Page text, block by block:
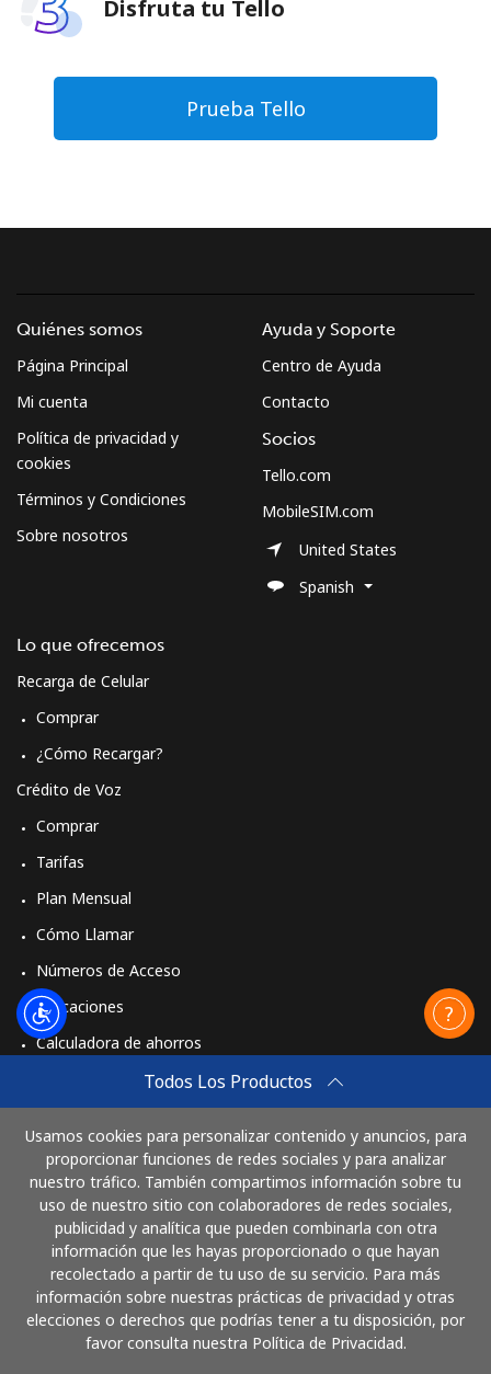
Disfruta tu Tello
Prueba Tello
Todos Los Productos
Usamos cookies para personalizar contenido y anuncios, para
proporcionar funciones de redes sociales y para analizar
nuestro tráfico. También compartimos información sobre tu
uso de nuestro sitio con colaboradores de redes sociales,
publicidad y analítica que pueden combinarla con otra
información que les hayas proporcionado o que hayan
recolectado a partir de tu uso de su servicio. Para más
información sobre nuestras prácticas de privacidad y otras
elecciones o derechos que podrías tener a tu disposición, por
favor consulta nuestra Política de Privacidad.
Quiénes somos
Página Principal
Mi cuenta
Política de privacidad y
cookies
Términos y Condiciones
Sobre nosotros
Lo que ofrecemos
Recarga de Celular
Comprar
¿Cómo Recargar?
Crédito de Voz
Comprar
Tarifas
Plan Mensual
Cómo Llamar
Números de Acceso
Aplicaciones
Calculadora de ahorros
Comprar
Cómo funciona
Ayuda y Soporte
Centro de Ayuda
Contacto
Socios
Tello.com
MobileSIM.com
United States
Spanish
Paga con